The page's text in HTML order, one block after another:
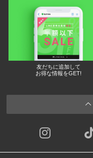
友だちに追加して
お得な情報をGET!